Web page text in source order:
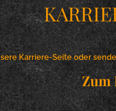
Karriere-Seite oder
Zum